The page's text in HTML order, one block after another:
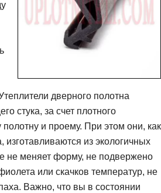
дверного полотна
стука, за счет плотного
и проему. При этом они, как
изготавливаются из экологичных
не меняет форму, не подвержено
или скачков температур, не
Важно, что вы в состоянии